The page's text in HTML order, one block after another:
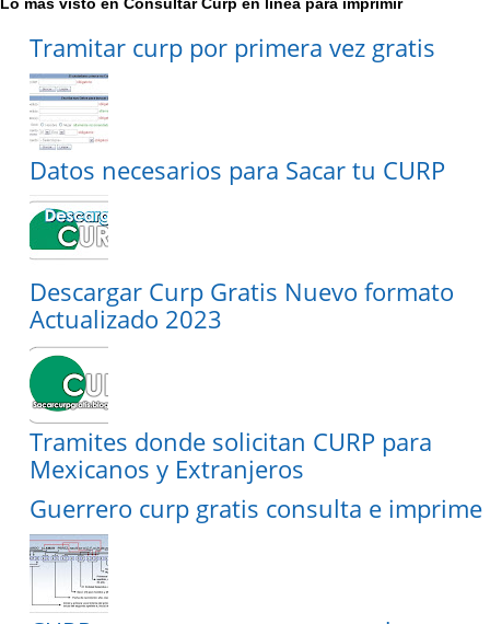
Lo mas visto en Consultar Curp en linea para imprimir
Tramitar curp por primera vez gratis
Datos necesarios para Sacar tu CURP
Descargar Curp Gratis Nuevo formato
Actualizado 2023
Tramites donde solicitan CURP para
Mexicanos y Extranjeros
Guerrero curp gratis consulta e imprime